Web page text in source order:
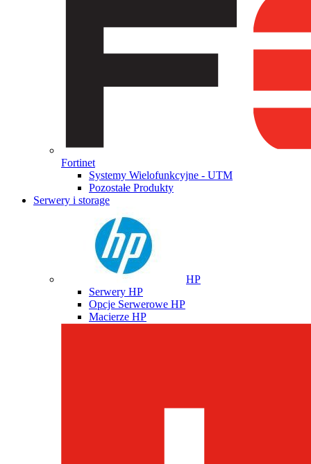
Fortinet
Systemy Wielofunkcyjne - UTM
Pozostałe Produkty
Serwery i storage
HP
Serwery HP
Opcje Serwerowe HP
Macierze HP